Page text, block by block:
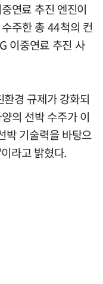
연료 추진 엔진이
주한 총 44척의 컨
이중연료 추진 사
경 규제가 강화되
의 선박 수주가 이
박 기술력을 바탕으
라고 밝혔다.